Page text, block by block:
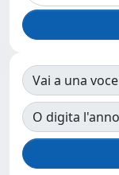
Vai a una
O digita